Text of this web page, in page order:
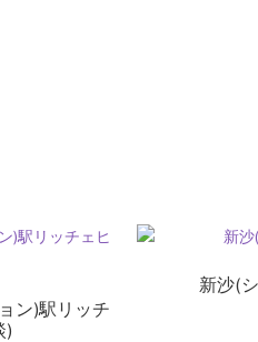
ン)駅リッチ
)
新沙(